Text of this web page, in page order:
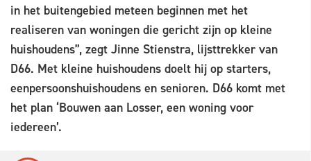
in het buitengebied meteen beginnen met het
realiseren van woningen die gericht zijn op kleine
huishoudens”, zegt Jinne Stienstra, lijsttrekker van
D66. Met kleine huishoudens doelt hij op starters,
eenpersoonshuishoudens en senioren. D66 komt met
het plan ‘Bouwen aan Losser, een woning voor
iedereen’.